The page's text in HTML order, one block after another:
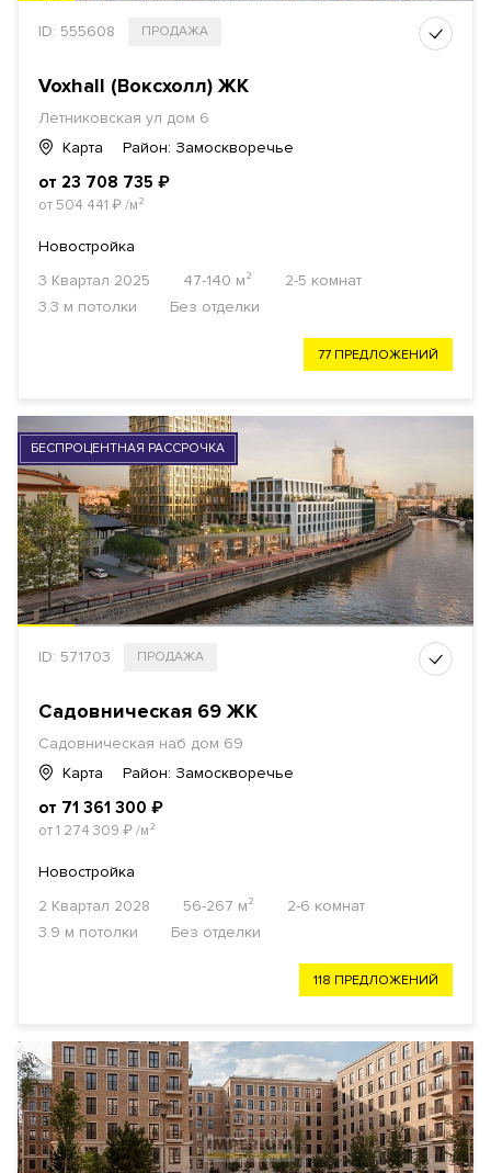
ID: 555608 ПРОДАЖА
Voxhall (Воксхолл) ЖК
Летниковская ул дом 6
Карта
Район: Замоскворечье
от 23 708 735 ₽
от 504 441 ₽/м²
Новостройка
3 Квартал 2025
47-140 м²
2-5 комнат
3.3 м потолки
Без отделки
77 ПРЕДЛОЖЕНИЙ
БЕСПРОЦЕНТНАЯ РАССРОЧКА
ID: 571703 ПРОДАЖА
Садовническая 69 ЖК
Садовническая наб дом 69
Карта
Район: Замоскворечье
от 71 361 300 ₽
от 1 274 309 ₽/м²
Новостройка
2 Квартал 2028
56-267 м²
2-6 комнат
3.9 м потолки
Без отделки
118 ПРЕДЛОЖЕНИЙ